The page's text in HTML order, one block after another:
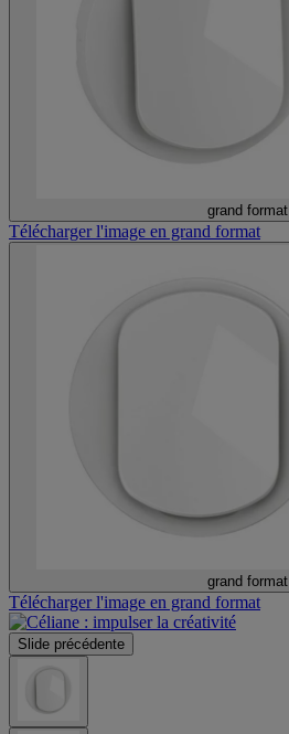
grand format
Télécharger l'image en grand format
grand format
Télécharger l'image en grand format
Slide précédente